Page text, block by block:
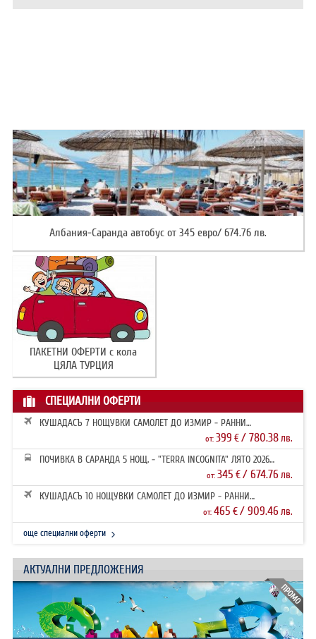
ЗА НАС
КОНТАКТИ
ОБЩИ УСЛОВИЯ ПАКЕТНИ
ПЪТУВАНИЯ
ПОЛИТИКА ЗА ПОВЕРИТЕЛНОСТ
Албания-Саранда автобус от 345 евро/ 674.76 лв.
ПАКЕТНИ ОФЕРТИ с кола
ЦЯЛА ТУРЦИЯ
СПЕЦИАЛНИ ОФЕРТИ
КУШАДАСЪ 7 НОЩУВКИ САМОЛЕТ ДО ИЗМИР - РАННИ
от:399 €/ 780.38лв.
ПОЧИВКА В САРАНДА 5 НОЩ. - "TERRA INCOGNITA" ЛЯТО 2026
от:345 €/ 674.76лв.
КУШАДАСЪ 10 НОЩУВКИ САМОЛЕТ ДО ИЗМИР - РАННИ
от:465 €/ 909.46лв.
още специални оферти
АКТУАЛНИ ПРЕДЛОЖЕНИЯ